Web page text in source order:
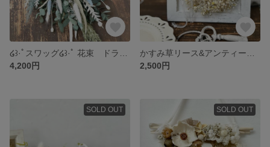
4,200円
2,500円
SOLD OUT SOLD OUT